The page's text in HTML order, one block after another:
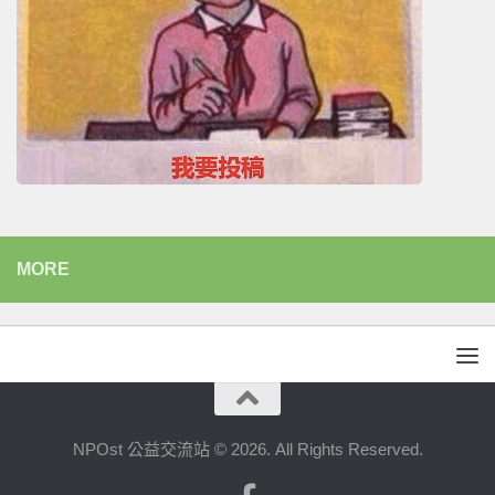
MORE
NPOst 公益交流站 © 2026. All Rights Reserved.